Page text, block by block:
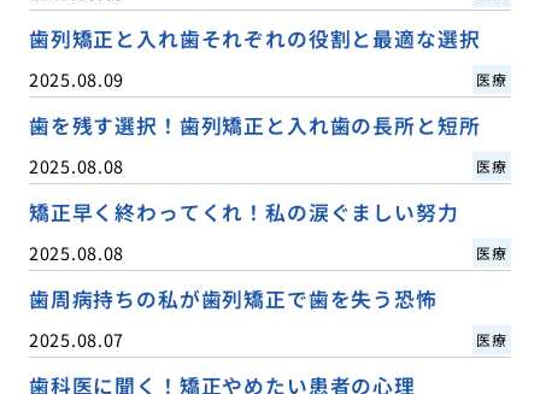
歯列矯正と入れ歯それぞれの役割と最適な選択
2025.08.09 医療
歯を残す選択！歯列矯正と入れ歯の長所と短所
2025.08.08 医療
矯正早く終わってくれ！私の涙ぐましい努力
2025.08.08 医療
歯周病持ちの私が歯列矯正で歯を失う恐怖
2025.08.07 医療
歯科医に聞く！矯正やめたい患者の心理